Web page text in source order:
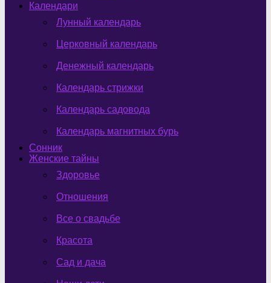
Календари
Лунный календарь
Церковный календарь
Денежный календарь
Календарь стрижки
Календарь садовода
Календарь магнитных бурь
Сонник
Женские тайны
Здоровье
Отношения
Все о свадьбе
Красота
Сад и дача